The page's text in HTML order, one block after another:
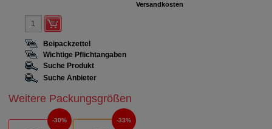
Versandkosten
Beipackzettel
Wichtige Pflichtangaben
Suche Produkt
Suche Anbieter
Weitere Packungsgrößen
30% 33%